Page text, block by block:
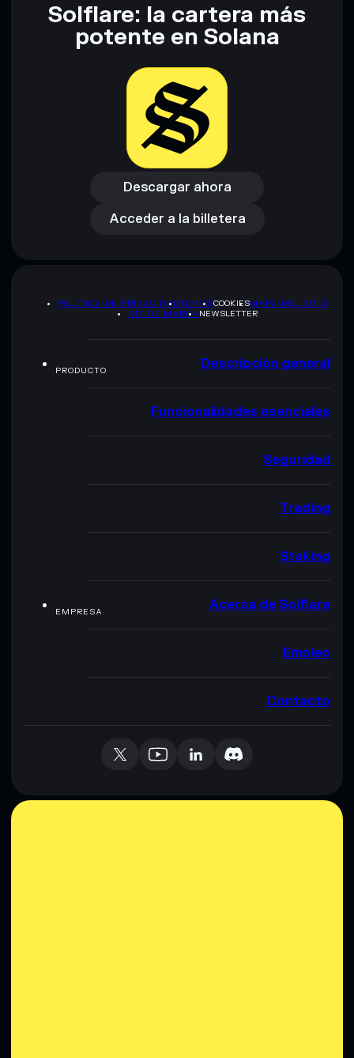
Solflare: la cartera más
potente en Solana
Descargar ahora
Descargar ahora
Acceder a la billetera
Acceder a la billetera
POLÍTICA DE PRIVACIDADTERMSCOOKIESMAPA DEL SITIO
KIT DE MARCA NEWSLETTER
PRODUCTO Descripción general
Funcionalidades esenciales
Seguridad
Trading
Staking
EMPRESA Acerca de Solflare
Empleo
Contacto